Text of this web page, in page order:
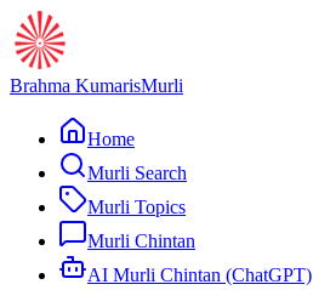
Brahma KumarisMurli
Home
Murli Search
Murli Topics
Murli Chintan
AI Murli Chintan (ChatGPT)